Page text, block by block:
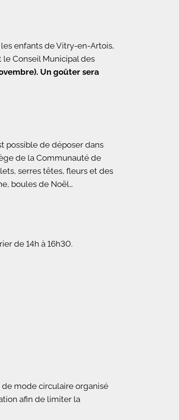
enfants de Vitry-en-Artois,
le Conseil Municipal des
Un goûter sera
possible de déposer dans
de la Communauté de
serres têtes, fleurs et des
boules de Noël…
de 14h à 16h30.
mode circulaire organisé
afin de limiter la